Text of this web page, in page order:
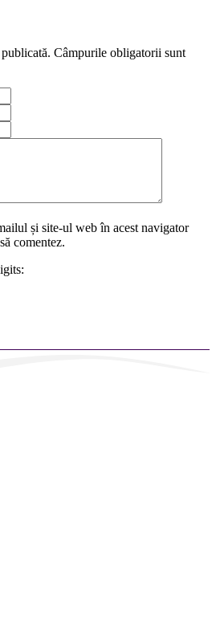
Câmpurile obligatorii sunt
și site-ul web în acest navigator
comentez.